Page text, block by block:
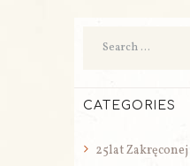
CATEGORIES
25lat Zakręconej